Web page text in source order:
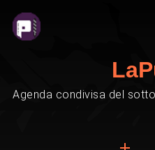
Agenda condivisa del